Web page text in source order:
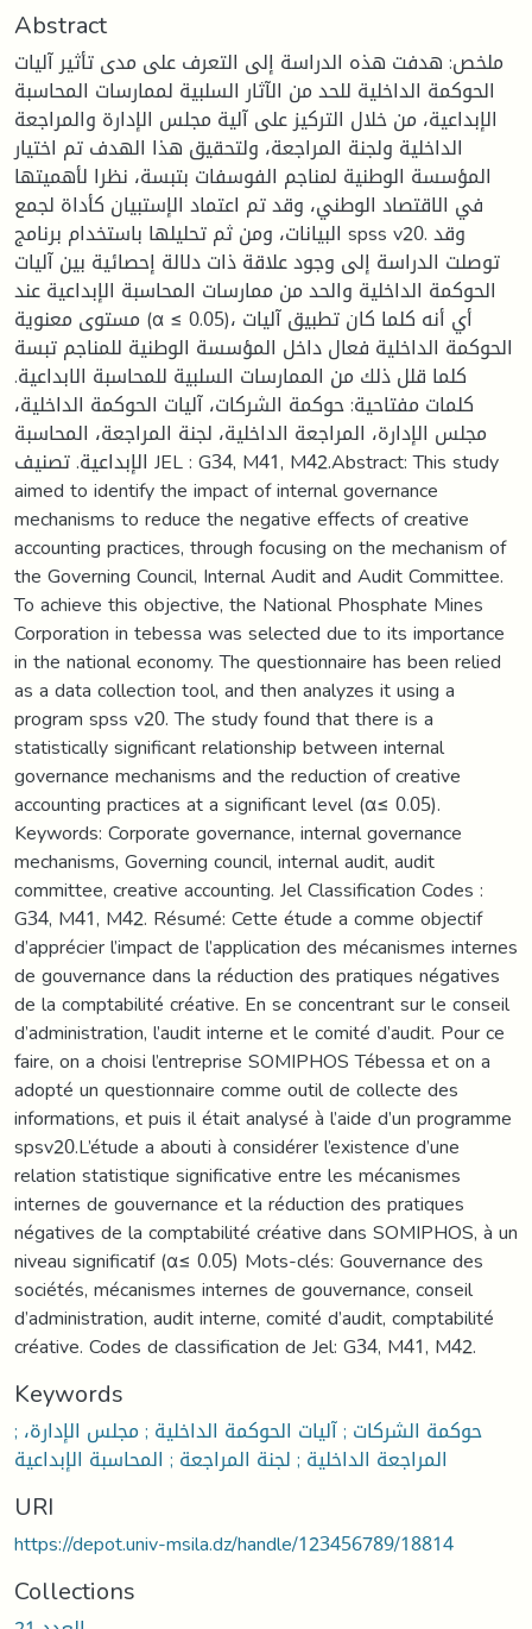
Abstract
ملخص: هدفت هذه الدراسة إلى التعرف على مدى تأثير آليات
الحوكمة الداخلية للحد من الآثار السلبية لممارسات المحاسبة
الإبداعية، من خلال التركيز على آلية مجلس الإدارة والمراجعة
الداخلية ولجنة المراجعة، ولتحقيق هذا الهدف تم اختيار
المؤسسة الوطنية لمناجم الفوسفات بتبسة، نظرا لأهميتها
في الاقتصاد الوطني، وقد تم اعتماد الإستبيان كأداة لجمع
البيانات، ومن ثم تحليلها باستخدام برنامج spss v20. وقد
توصلت الدراسة إلى وجود علاقة ذات دلالة إحصائية بين آليات
الحوكمة الداخلية والحد من ممارسات المحاسبة الإبداعية عند
مستوى معنوية (α ≤ 0.05)، أي أنه كلما كان تطبيق آليات
الحوكمة الداخلية فعال داخل المؤسسة الوطنية للمناجم تبسة
كلما قلل ذلك من الممارسات السلبية للمحاسبة الابداعية.
كلمات مفتاحية: حوكمة الشركات، آليات الحوكمة الداخلية،
مجلس الإدارة، المراجعة الداخلية، لجنة المراجعة، المحاسبة
الإبداعية. تصنيف JEL : G34, M41, M42.Abstract: This study
aimed to identify the impact of internal governance
mechanisms to reduce the negative effects of creative
accounting practices, through focusing on the mechanism of
the Governing Council, Internal Audit and Audit Committee.
To achieve this objective, the National Phosphate Mines
Corporation in tebessa was selected due to its importance
in the national economy. The questionnaire has been relied
as a data collection tool, and then analyzes it using a
program spss v20. The study found that there is a
statistically significant relationship between internal
governance mechanisms and the reduction of creative
accounting practices at a significant level (α≤ 0.05).
Keywords: Corporate governance, internal governance
mechanisms, Governing council, internal audit, audit
committee, creative accounting. Jel Classification Codes :
G34, M41, M42. Résumé: Cette étude a comme objectif
d’apprécier l’impact de l’application des mécanismes internes
de gouvernance dans la réduction des pratiques négatives
de la comptabilité créative. En se concentrant sur le conseil
d’administration, l’audit interne et le comité d’audit. Pour ce
faire, on a choisi l’entreprise SOMIPHOS Tébessa et on a
adopté un questionnaire comme outil de collecte des
informations, et puis il était analysé à l’aide d’un programme
spsv20.L’étude a abouti à considérer l’existence d’une
relation statistique significative entre les mécanismes
internes de gouvernance et la réduction des pratiques
négatives de la comptabilité créative dans SOMIPHOS, à un
niveau significatif (α≤ 0.05) Mots-clés: Gouvernance des
sociétés, mécanismes internes de gouvernance, conseil
d’administration, audit interne, comité d’audit, comptabilité
créative. Codes de classification de Jel: G34, M41, M42.
Keywords
حوكمة الشركات ; آليات الحوكمة الداخلية ; مجلس الإدارة، ;
المراجعة الداخلية ; لجنة المراجعة ; المحاسبة الإبداعية
URI
https://depot.univ-msila.dz/handle/123456789/18814
Collections